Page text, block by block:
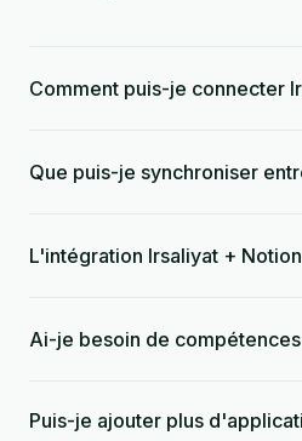
Comment puis-je connecter
Que puis-je synchroniser
L'intégration Irsaliyat +
Ai-je besoin de
Puis-je ajouter plus